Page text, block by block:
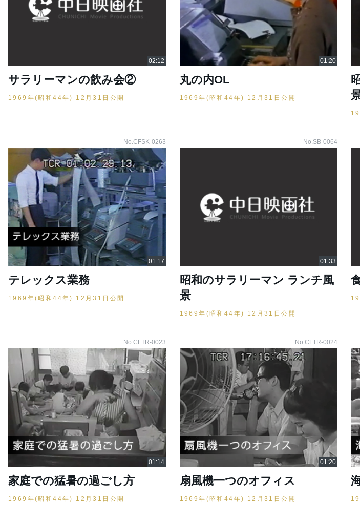
サラリーマンの飲み会②
1969年(昭和44年) 12月31日公開
丸の内OL
1969年(昭和44年) 12月31日公開
No.CFSK-0263
テレックス業務
1969年(昭和44年) 12月31日公開
No.SB-0064
昭和のサラリーマン ランチ風
景
1969年(昭和44年) 12月31日公開
No.CFTR-0023
家庭での猛暑の過ごし方
1969年(昭和44年) 12月31日公開
No.CFTR-0024
扇風機一つのオフィス
1969年(昭和44年) 12月31日公開